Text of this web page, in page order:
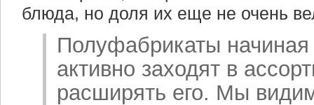
блюда, но доля их еще не очень
Полуфабрикаты начиная
активно заходят в
расширять его. Мы